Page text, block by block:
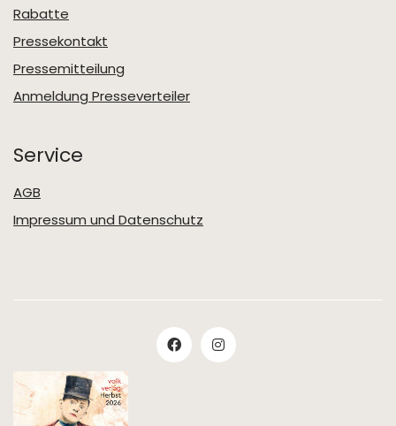
Rabatte
Pressekontakt
Pressemitteilung
Anmeldung Presseverteiler
Service
AGB
Impressum und Datenschutz